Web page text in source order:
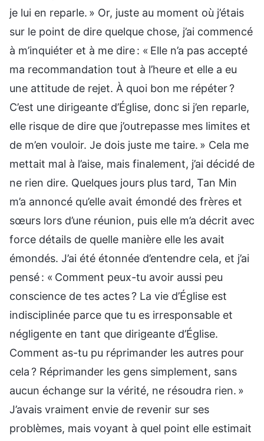
je lui en reparle. » Or, juste au moment où j’étais
sur le point de dire quelque chose, j’ai commencé
à m’inquiéter et à me dire : « Elle n’a pas accepté
ma recommandation tout à l’heure et elle a eu
une attitude de rejet. À quoi bon me répéter ?
C’est une dirigeante d’Église, donc si j’en reparle,
elle risque de dire que j’outrepasse mes limites et
de m’en vouloir. Je dois juste me taire. » Cela me
mettait mal à l’aise, mais finalement, j’ai décidé de
ne rien dire. Quelques jours plus tard, Tan Min
m’a annoncé qu’elle avait émondé des frères et
sœurs lors d’une réunion, puis elle m’a décrit avec
force détails de quelle manière elle les avait
émondés. J’ai été étonnée d’entendre cela, et j’ai
pensé : « Comment peux-tu avoir aussi peu
conscience de tes actes ? La vie d’Église est
indisciplinée parce que tu es irresponsable et
négligente en tant que dirigeante d’Église.
Comment as-tu pu réprimander les autres pour
cela ? Réprimander les gens simplement, sans
aucun échange sur la vérité, ne résoudra rien. »
J’avais vraiment envie de revenir sur ses
problèmes, mais voyant à quel point elle estimait